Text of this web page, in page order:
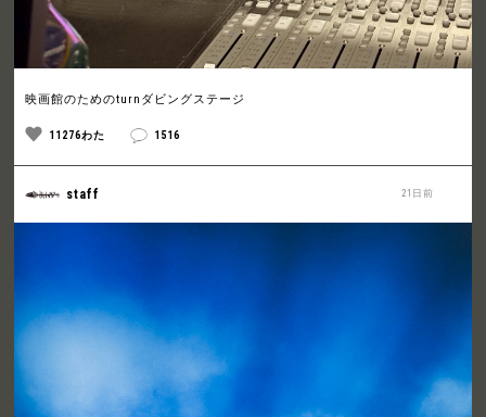
映画館のためのturnダビングステージ
11276わた 1516
21日前
staff